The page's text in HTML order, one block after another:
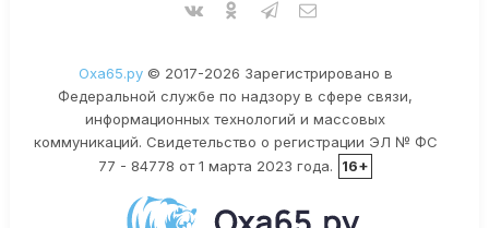
Оха65.ру© 2017-2026 Зарегистрировано в
Федеральной службе по надзору в сфере связи,
информационных технологий и массовых
коммуникаций. Свидетельство о регистрации ЭЛ № ФС
77 - 84778 от 1 марта 2023 года.
16+